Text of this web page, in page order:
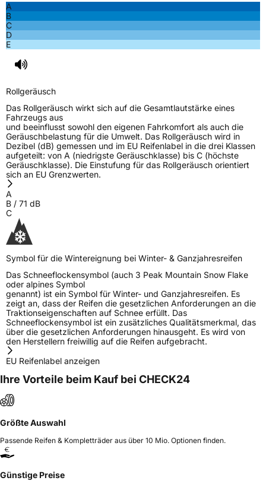
A
B
C
D
E
Rollgeräusch
Das Rollgeräusch wirkt sich auf die Gesamtlautstärke eines
Fahrzeugs aus
und beeinflusst sowohl den eigenen Fahrkomfort als auch die
Geräuschbelastung für die Umwelt. Das Rollgeräusch wird in
Dezibel (dB) gemessen und im EU Reifenlabel in die drei Klassen
aufgeteilt: von A (niedrigste Geräuschklasse) bis C (höchste
Geräuschklasse). Die Einstufung für das Rollgeräusch orientiert
sich an EU Grenzwerten.
A
B / 71 dB
C
Symbol für die Wintereignung bei Winter- & Ganzjahresreifen
Das Schneeflockensymbol (auch 3 Peak Mountain Snow Flake
oder alpines Symbol
genannt) ist ein Symbol für Winter- und Ganzjahresreifen. Es
zeigt an, dass der Reifen die gesetzlichen Anforderungen an die
Traktionseigenschaften auf Schnee erfüllt. Das
Schneeflockensymbol ist ein zusätzliches Qualitätsmerkmal, das
über die gesetzlichen Anforderungen hinausgeht. Es wird von
den Herstellern freiwillig auf die Reifen aufgebracht.
EU Reifenlabel anzeigen
Ihre Vorteile beim Kauf bei CHECK24
Größte Auswahl
Passende Reifen & Kompletträder aus über 10 Mio. Optionen finden.
Günstige Preise